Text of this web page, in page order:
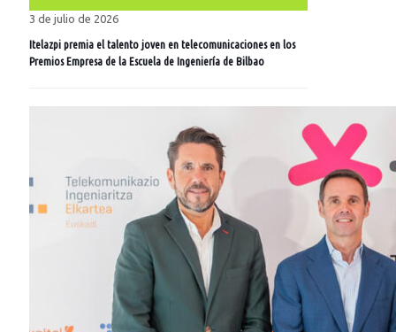
3 de julio de 2026
Itelazpi premia el talento joven en telecomunicaciones en los
Premios Empresa de la Escuela de Ingeniería de Bilbao